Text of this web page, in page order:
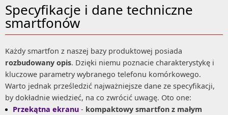
Specyfikacje i dane techniczne
smartfonów
Każdy smartfon z naszej bazy produktowej posiada
rozbudowany opis. Dzięki niemu poznacie charakterystykę i
kluczowe parametry wybranego telefonu komórkowego.
Warto jednak prześledzić najważniejsze dane ze specyfikacji,
by dokładnie wiedzieć, na co zwrócić uwagę. Oto one:
Przekątna ekranu - kompaktowy smartfon z małym